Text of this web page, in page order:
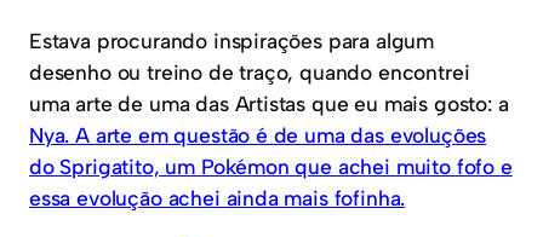
Estava procurando inspirações para algum
desenho ou treino de traço, quando encontrei
uma arte de uma das Artistas que eu mais gosto: a
Nya. A arte em questão é de uma das evoluções
do Sprigatito, um Pokémon que achei muito fofo e
essa evolução achei ainda mais fofinha.